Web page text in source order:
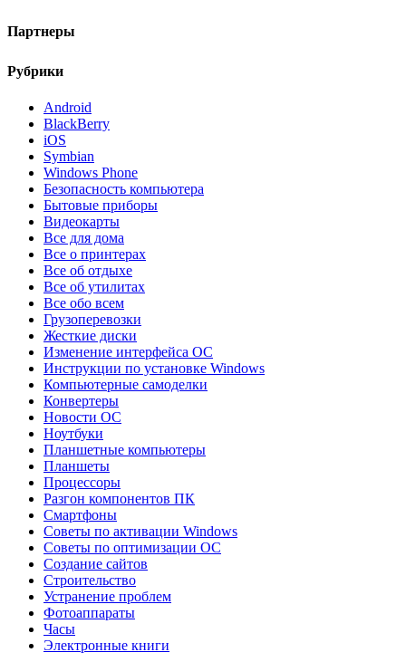
Партнеры
Рубрики
Android
BlackBerry
iOS
Symbian
Windows Phone
Безопасность компьютера
Бытовые приборы
Видеокарты
Все для дома
Все о принтерах
Все об отдыхе
Все об утилитах
Все обо всем
Грузоперевозки
Жесткие диски
Изменение интерфейса ОС
Инструкции по установке Windows
Компьютерные самоделки
Конвертеры
Новости ОС
Ноутбуки
Планшетные компьютеры
Планшеты
Процессоры
Разгон компонентов ПК
Смартфоны
Советы по активации Windows
Советы по оптимизации ОС
Создание сайтов
Строительство
Устранение проблем
Фотоаппараты
Часы
Электронные книги